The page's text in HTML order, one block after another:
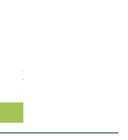
Crema Neutra Con FPS 30
$174.65